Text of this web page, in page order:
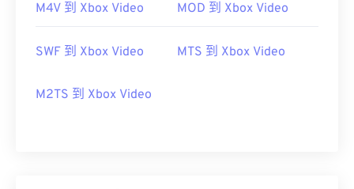
M4V 到 Xbox Video MOD 到 Xbox Video
SWF 到 Xbox Video MTS 到 Xbox Video
M2TS 到 Xbox Video